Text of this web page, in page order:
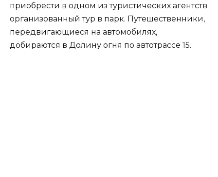
приобрести в одном из туристических агентств
организованный тур в парк. Путешественники,
передвигающиеся на автомобилях,
добираются в Долину огня по автотрассе 15.